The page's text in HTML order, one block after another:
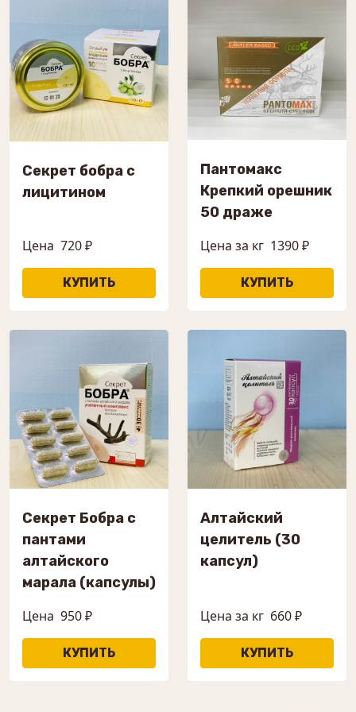
Секрет бобра с
лицитином
Цена 720 ₽
Пантомакс
Крепкий орешник
50 драже
Цена за кг 1390 ₽
Секрет Бобра с
пантами
алтайского
марала (капсулы)
Цена 950 ₽
Алтайский
целитель (30
капсул)
Цена за кг 660 ₽